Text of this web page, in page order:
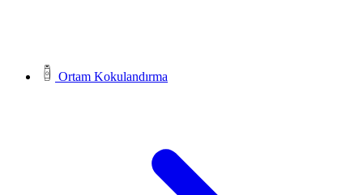
Ortam Kokulandırma